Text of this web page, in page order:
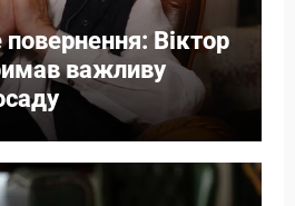
Віктор
важливу